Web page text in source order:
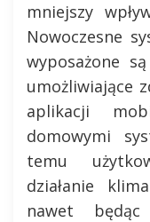
mniejszy
Nowoczesne
wyposażone
umożliwiające
aplikacji
domowymi
temu
działanie
nawet